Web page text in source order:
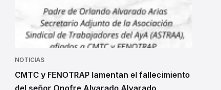
NOTICIAS
CMTC y FENOTRAP lamentan el fallecimiento
del señor Onofre Alvarado Alvarado